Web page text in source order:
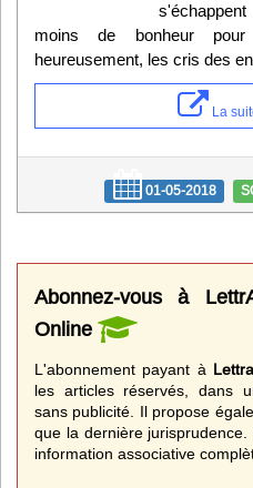
moins de bonheur
heureusement, les cris des
La
01-05-2018
Abonnez-vous à
Online
L'abonnement payant à
les articles réservés, dans
sans publicité. Il propose
que la dernière
information associative